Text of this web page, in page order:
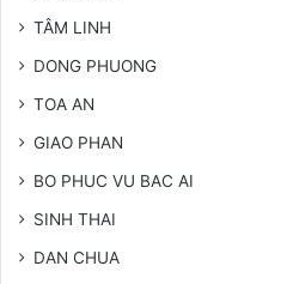
TÂM LINH
DONG PHUONG
TOA AN
GIAO PHAN
BO PHUC VU BAC AI
SINH THAI
DAN CHUA